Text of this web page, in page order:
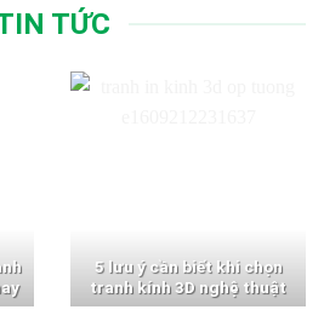
TỨC
5 lưu ý cần biết khi chọn
tranh kính 3D nghệ thuật